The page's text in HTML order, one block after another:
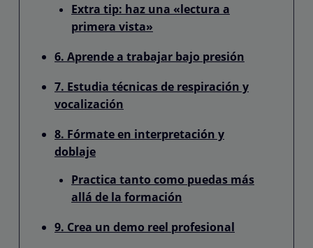
Extra tip: haz una «lectura a
primera vista»
6. Aprende a trabajar bajo presión
7. Estudia técnicas de respiración y
vocalización
8. Fórmate en interpretación y
doblaje
Practica tanto como puedas más
allá de la formación
9. Crea un demo reel profesional